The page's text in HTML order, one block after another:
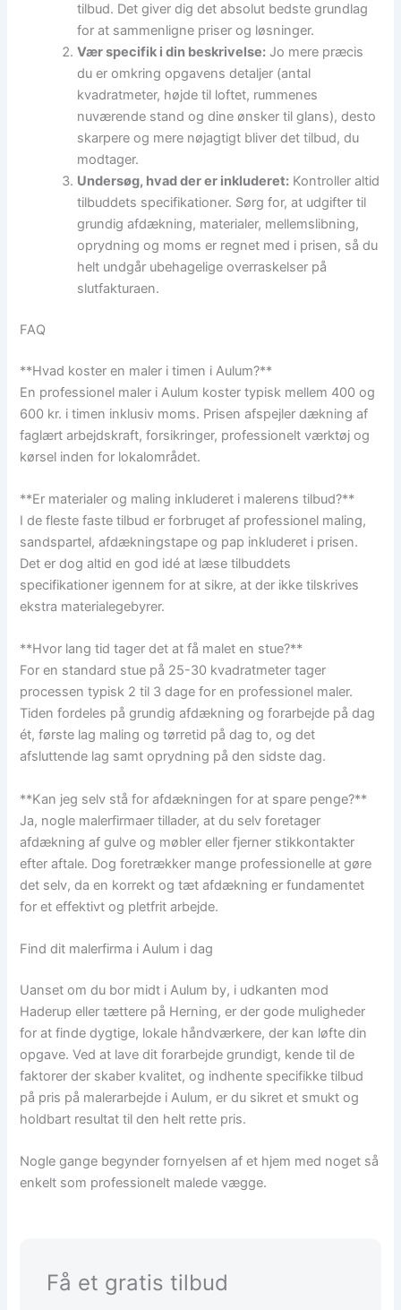
tilbud. Det giver dig det absolut bedste grundlag
for at sammenligne priser og løsninger.
Vær specifik i din beskrivelse: Jo mere præcis
du er omkring opgavens detaljer (antal
kvadratmeter, højde til loftet, rummenes
nuværende stand og dine ønsker til glans), desto
skarpere og mere nøjagtigt bliver det tilbud, du
modtager.
Undersøg, hvad der er inkluderet: Kontroller altid
tilbuddets specifikationer. Sørg for, at udgifter til
grundig afdækning, materialer, mellemslibning,
oprydning og moms er regnet med i prisen, så du
helt undgår ubehagelige overraskelser på
slutfakturaen.
FAQ
**Hvad koster en maler i timen i Aulum?**
En professionel maler i Aulum koster typisk mellem 400 og
600 kr. i timen inklusiv moms. Prisen afspejler dækning af
faglært arbejdskraft, forsikringer, professionelt værktøj og
kørsel inden for lokalområdet.
**Er materialer og maling inkluderet i malerens tilbud?**
I de fleste faste tilbud er forbruget af professionel maling,
sandspartel, afdækningstape og pap inkluderet i prisen.
Det er dog altid en god idé at læse tilbuddets
specifikationer igennem for at sikre, at der ikke tilskrives
ekstra materialegebyrer.
**Hvor lang tid tager det at få malet en stue?**
For en standard stue på 25-30 kvadratmeter tager
processen typisk 2 til 3 dage for en professionel maler.
Tiden fordeles på grundig afdækning og forarbejde på dag
ét, første lag maling og tørretid på dag to, og det
afsluttende lag samt oprydning på den sidste dag.
**Kan jeg selv stå for afdækningen for at spare penge?**
Ja, nogle malerfirmaer tillader, at du selv foretager
afdækning af gulve og møbler eller fjerner stikkontakter
efter aftale. Dog foretrækker mange professionelle at gøre
det selv, da en korrekt og tæt afdækning er fundamentet
for et effektivt og pletfrit arbejde.
Find dit malerfirma i Aulum i dag
Uanset om du bor midt i Aulum by, i udkanten mod
Haderup eller tættere på Herning, er der gode muligheder
for at finde dygtige, lokale håndværkere, der kan løfte din
opgave. Ved at lave dit forarbejde grundigt, kende til de
faktorer der skaber kvalitet, og indhente specifikke tilbud
på pris på malerarbejde i Aulum, er du sikret et smukt og
holdbart resultat til den helt rette pris.
Nogle gange begynder fornyelsen af et hjem med noget så
enkelt som professionelt malede vægge.
Få et gratis tilbud